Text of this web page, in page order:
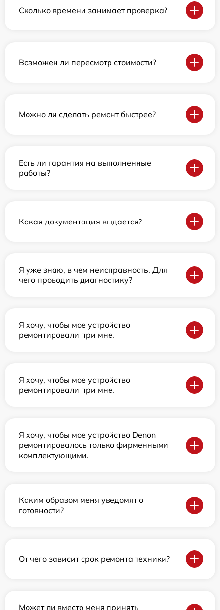
Сколько времени занимает проверка?
Возможен ли пересмотр стоимости?
Можно ли сделать ремонт быстрее?
Есть ли гарантия на выполненные
работы?
Какая документация выдается?
Я уже знаю, в чем неисправность. Для
чего проводить диагностику?
Я хочу, чтобы мое устройство
ремонтировали при мне.
Я хочу, чтобы мое устройство
ремонтировали при мне.
Я хочу, чтобы мое устройство Denon
ремонтировалось только фирменными
комплектующими.
Каким образом меня уведомят о
готовности?
От чего зависит срок ремонта техники?
Может ли вместо меня принять